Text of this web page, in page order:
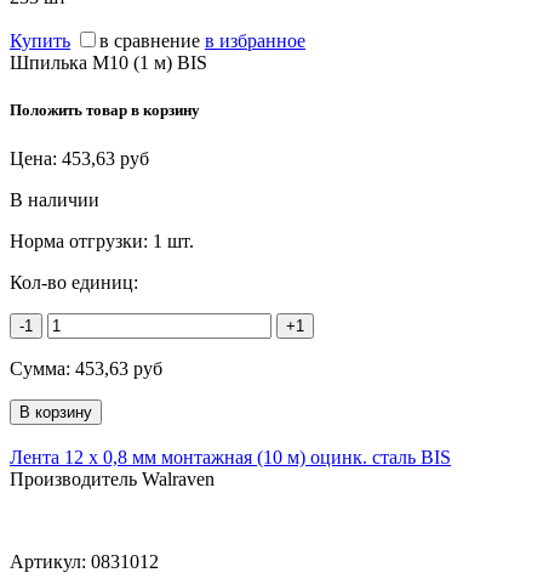
Купить в сравнение в избранное
Шпилька М10 (1 м) BIS
Положить товар в корзину
Цена: 453,63 руб
В наличии
Норма отгрузки: 1 шт.
Кол-во единиц:
-1 +1
Сумма: 453,63 руб
Лента 12 x 0,8 мм монтажная (10 м) оцинк. сталь BIS
Производитель Walraven
Артикул: 0831012